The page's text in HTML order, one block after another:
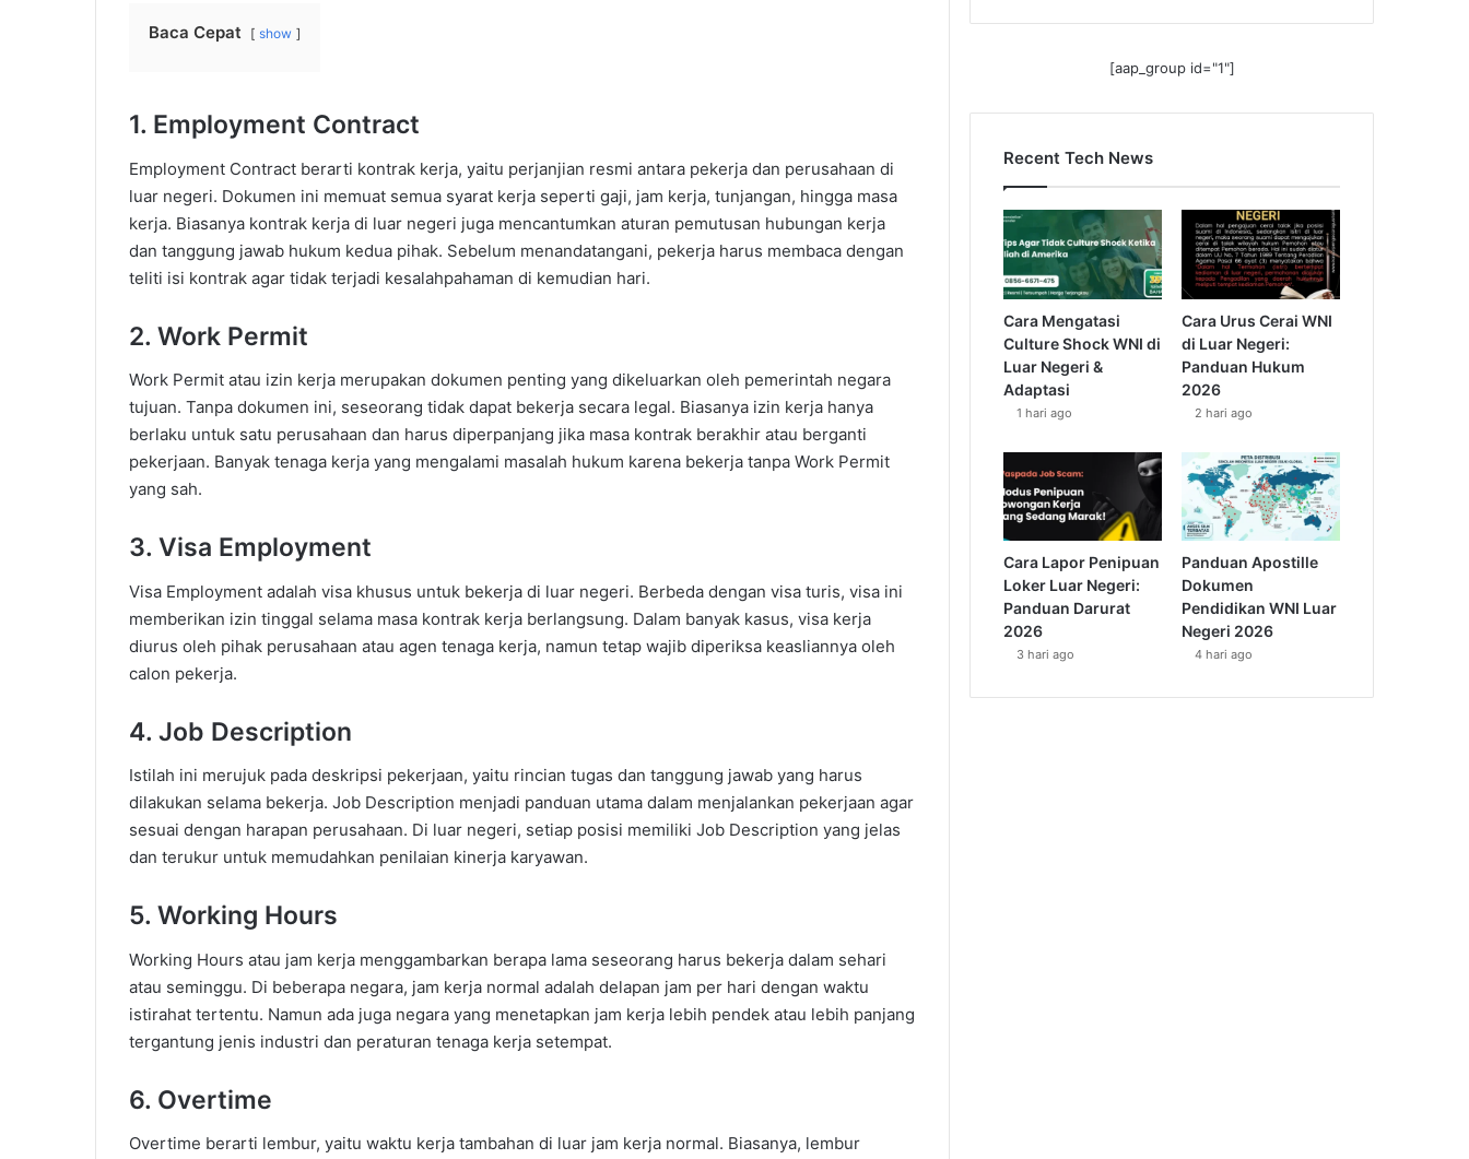
Baca Cepat show
1. Employment Contract
Employment Contract berarti kontrak kerja, yaitu perjanjian resmi antara pekerja dan perusahaan di
luar negeri. Dokumen ini memuat semua syarat kerja seperti gaji, jam kerja, tunjangan, hingga masa
kerja. Biasanya kontrak kerja di luar negeri juga mencantumkan aturan pemutusan hubungan kerja
dan tanggung jawab hukum kedua pihak. Sebelum menandatangani, pekerja harus membaca dengan
teliti isi kontrak agar tidak terjadi kesalahpahaman di kemudian hari.
2. Work Permit
Work Permit atau izin kerja merupakan dokumen penting yang dikeluarkan oleh pemerintah negara
tujuan. Tanpa dokumen ini, seseorang tidak dapat bekerja secara legal. Biasanya izin kerja hanya
berlaku untuk satu perusahaan dan harus diperpanjang jika masa kontrak berakhir atau berganti
pekerjaan. Banyak tenaga kerja yang mengalami masalah hukum karena bekerja tanpa Work Permit
yang sah.
3. Visa Employment
Visa Employment adalah visa khusus untuk bekerja di luar negeri. Berbeda dengan visa turis, visa ini
memberikan izin tinggal selama masa kontrak kerja berlangsung. Dalam banyak kasus, visa kerja
diurus oleh pihak perusahaan atau agen tenaga kerja, namun tetap wajib diperiksa keasliannya oleh
calon pekerja.
4. Job Description
Istilah ini merujuk pada deskripsi pekerjaan, yaitu rincian tugas dan tanggung jawab yang harus
dilakukan selama bekerja. Job Description menjadi panduan utama dalam menjalankan pekerjaan agar
sesuai dengan harapan perusahaan. Di luar negeri, setiap posisi memiliki Job Description yang jelas
dan terukur untuk memudahkan penilaian kinerja karyawan.
5. Working Hours
Working Hours atau jam kerja menggambarkan berapa lama seseorang harus bekerja dalam sehari
atau seminggu. Di beberapa negara, jam kerja normal adalah delapan jam per hari dengan waktu
istirahat tertentu. Namun ada juga negara yang menetapkan jam kerja lebih pendek atau lebih panjang
tergantung jenis industri dan peraturan tenaga kerja setempat.
6. Overtime
Overtime berarti lembur, yaitu waktu kerja tambahan di luar jam kerja normal. Biasanya, lembur
[aap_group id="1"]
Recent Tech News
Cara Mengatasi
Culture Shock WNI di
Luar Negeri &
Adaptasi
1 hari ago
Cara Urus Cerai WNI
di Luar Negeri:
Panduan Hukum
2026
2 hari ago
Cara Lapor Penipuan
Loker Luar Negeri:
Panduan Darurat
2026
3 hari ago
Panduan Apostille
Dokumen
Pendidikan WNI Luar
Negeri 2026
4 hari ago